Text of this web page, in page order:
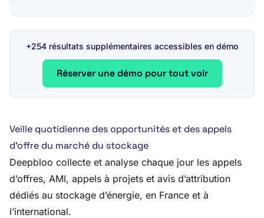
+254 résultats supplémentaires accessibles en démo
Réserver une démo pour tout voir
Veille quotidienne des opportunités et des appels
d’offre du marché du stockage
Deepbloo collecte et analyse chaque jour les appels
d’offres, AMI, appels à projets et avis d’attribution
dédiés au stockage d’énergie, en France et à
l’international.